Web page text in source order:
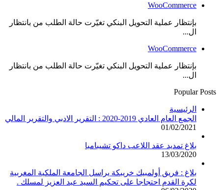
WooCommerce
بإنتظار عملية التحويل البنكي تغيّرت حالة الطلب من بانتظار
ال...
WooCommerce
بإنتظار عملية التحويل البنكي تغيّرت حالة الطلب من بانتظار
ال...
Popular Posts
الرئيسية
الجمع العام العادي 2019-2020 : التقرير الادبي والتقرير المالي
01/02/2021
بلاغ تمديد عقد اللاعب داكو تشيبامبا
13/03/2020
بلاغ : فريق أولمبيك خريبكة يراسل الجامعة الملكية المغربية
لكرة القدم احتجاجا على تحكيم السيد عبد العزيز لمسلك .